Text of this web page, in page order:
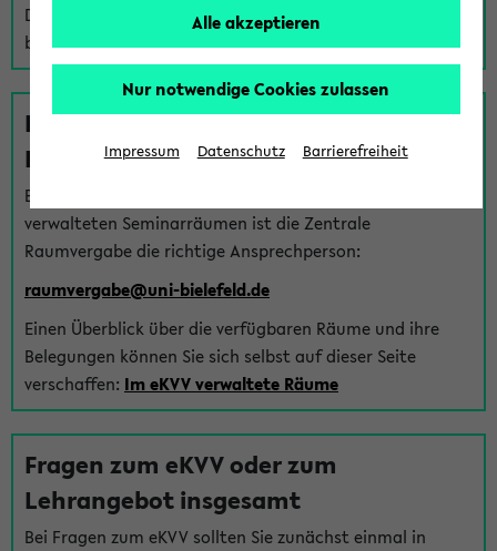
Detailseite zum Teilnahmemanagement der
betreffenden Veranstaltung.
Fragen zu im eKVV verwalteten
Räumen
Bei Fragen zur Vergabe von Hörsälen und vom eKVV
verwalteten Seminarräumen ist die Zentrale
Raumvergabe die richtige Ansprechperson:
raumvergabe@uni-bielefeld.de
Einen Überblick über die verfügbaren Räume und ihre
Belegungen können Sie sich selbst auf dieser Seite
verschaffen: Im eKVV verwaltete Räume
Fragen zum eKVV oder zum
Lehrangebot insgesamt
Bei Fragen zum eKVV sollten Sie zunächst einmal in
Alle akzeptieren
Nur notwendige Cookies zulassen
Impressum Datenschutz Barrierefreiheit